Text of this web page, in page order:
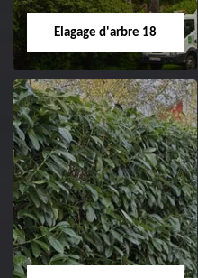
Elagage d'arbre 18
Elagage d'arbre 18
Entreprise élagage
d'arbre 18 Cher tel:
02.52.56.49.40